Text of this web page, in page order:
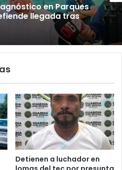
en Parques
llegada tras
Detienen a luchador en